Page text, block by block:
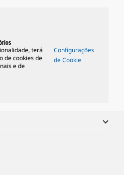
terá
de cookies de
e de
Configurações
de Cookie